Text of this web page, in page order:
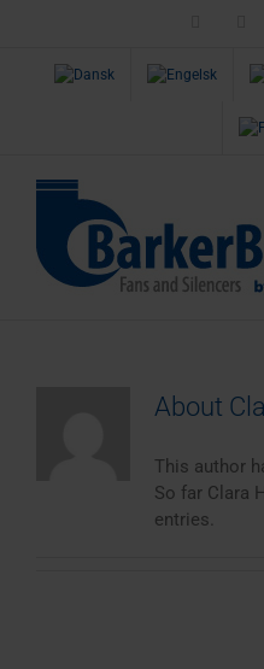
content
About
This author
So far Clara
entries.